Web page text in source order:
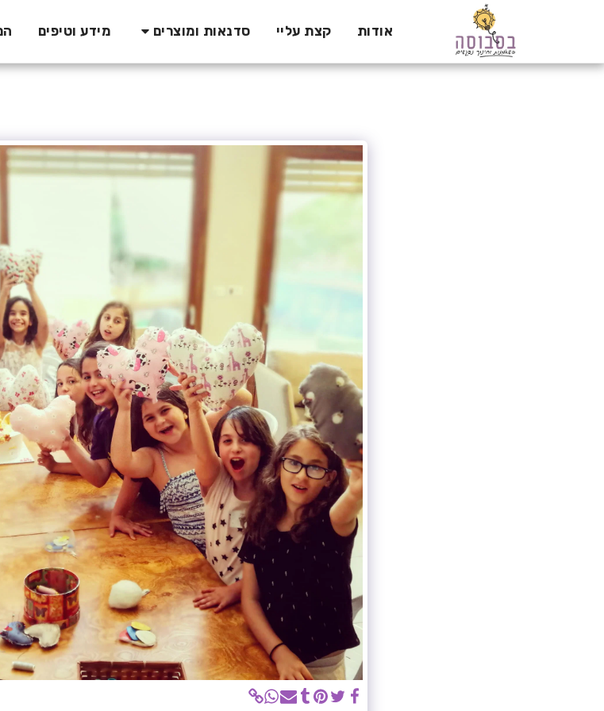
אודות קצת עליי סדנאות ומוצרים מידע וטיפים